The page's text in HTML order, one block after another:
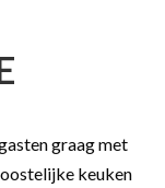
graag met
keuken